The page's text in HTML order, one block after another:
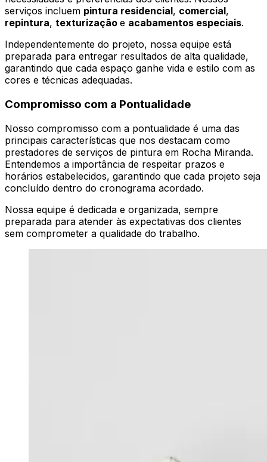
serviços incluem pintura residencial, comercial,
repintura, texturização e acabamentos especiais.
Independentemente do projeto, nossa equipe está
preparada para entregar resultados de alta qualidade,
garantindo que cada espaço ganhe vida e estilo com as
cores e técnicas adequadas.
Compromisso com a Pontualidade
Nosso compromisso com a pontualidade é uma das
principais características que nos destacam como
prestadores de serviços de pintura em Rocha Miranda.
Entendemos a importância de respeitar prazos e
horários estabelecidos, garantindo que cada projeto seja
concluído dentro do cronograma acordado.
Nossa equipe é dedicada e organizada, sempre
preparada para atender às expectativas dos clientes
sem comprometer a qualidade do trabalho.